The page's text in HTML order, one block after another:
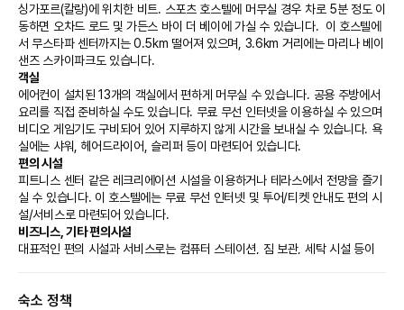
싱가포르(칼랑)에 위치한 비트. 스포츠 호스텔에 머무실 경우 차로 5분 정도 이
동하면 오차드 로드 및 가든스 바이 더 베이에 가실 수 있습니다.  이 호스텔에
서 무스타파 센터까지는 0.5km 떨어져 있으며, 3.6km 거리에는 마리나 베이
샌즈 스카이파크도 있습니다.
객실
에어컨이 설치된 13개의 객실에서 편하게 머무실 수 있습니다. 공용 주방에서
요리를 직접 준비하실 수도 있습니다. 무료 무선 인터넷을 이용하실 수 있으며
비디오 게임기도 구비되어 있어 지루하지 않게 시간을 보내실 수 있습니다. 욕
실에는 샤워, 헤어드라이어, 슬리퍼 등이 마련되어 있습니다.
편의 시설
피트니스 센터 같은 레크리에이션 시설을 이용하거나 테라스에서 전망을 즐기
실 수 있습니다. 이 호스텔에는 무료 무선 인터넷 및 투어/티켓 안내도 편의 시
설/서비스로 마련되어 있습니다.
비즈니스, 기타 편의시설
대표적인 편의 시설과 서비스로는 컴퓨터 스테이션, 짐 보관, 세탁 시설 등이
숙소 정책